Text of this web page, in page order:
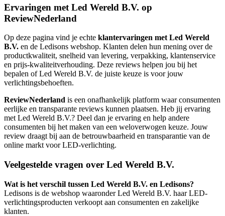
Ervaringen met Led Wereld B.V. op
ReviewNederland
Op deze pagina vind je echte klantervaringen met Led Wereld
B.V. en de Ledisons webshop. Klanten delen hun mening over de
productkwaliteit, snelheid van levering, verpakking, klantenservice
en prijs-kwaliteitverhouding. Deze reviews helpen jou bij het
bepalen of Led Wereld B.V. de juiste keuze is voor jouw
verlichtingsbehoeften.
ReviewNederland is een onafhankelijk platform waar consumenten
eerlijke en transparante reviews kunnen plaatsen. Heb jij ervaring
met Led Wereld B.V.? Deel dan je ervaring en help andere
consumenten bij het maken van een weloverwogen keuze. Jouw
review draagt bij aan de betrouwbaarheid en transparantie van de
online markt voor LED-verlichting.
Veelgestelde vragen over Led Wereld B.V.
Wat is het verschil tussen Led Wereld B.V. en Ledisons?
Ledisons is de webshop waaronder Led Wereld B.V. haar LED-
verlichtingsproducten verkoopt aan consumenten en zakelijke
klanten.